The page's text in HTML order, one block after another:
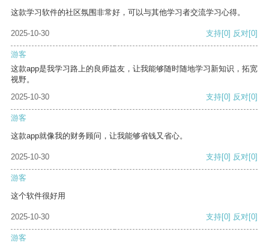
这款学习软件的社区氛围非常好，可以与其他学习者交流学习心得。
2025-10-30 支持[0] 反对[0]
游客
这款app是我学习路上的良师益友，让我能够随时随地学习新知识，拓宽
视野。
2025-10-30
支持[0] 反对[0]
游客
这款app就像我的财务顾问，让我能够省钱又省心。
2025-10-30 支持[0] 反对[0]
游客
这个软件很好用
2025-10-30 支持[0] 反对[0]
游客